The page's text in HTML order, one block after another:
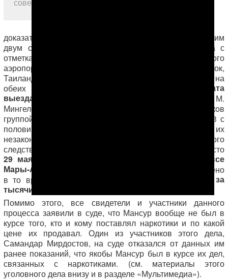
доказательства невиновности Мансура по последним
двум статьям имеется паспорт Мансура Мингелова с
отметками миграционной службы ашхабадского
аэропорта, а также аэропорта Суварнабхуми (Бангкок,
Таиланд) о пересечении им границы. Дата въезда на
обеих отметках значится
27 мая 2012 года, а дата
выезда – 2 июня того же года
. В приговоре же М.
Мингелову говорится, что контрабанда наркотиков
группой лиц по предварительному сговору (свыше 13 с
половиной килограммов опиума) из соседнего Ирана, их
незаконное приобретение от не установленного
следствием лица и хранение с целью сбыта имели место
29 мая 2012 года в Марыйском велаяте на трассе
Мары-Ашхабад.
То есть преступление было совершено
в то время, когда Мансур
фактически находился за
тысячи километров от Туркменистана.
Помимо этого, все свидетели и участники данного
процесса заявили в суде, что Мансур вообще не был в
курсе того, кто и кому поставлял наркотики и по какой
цене их продавал. Один из участников этого дела,
Самандар Мирдостов, на суде отказался от данных им
ранее показаний, что якобы Мансур был в курсе их дел,
связанных с наркотиками. (см. материалы этого
уголовного дела внизу и в разделе «Мультимедиа»).